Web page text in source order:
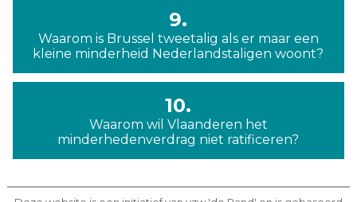
9.
Waarom is Brussel tweetalig als er maar een
kleine minderheid Nederlandstaligen woont?
10.
Waarom wil Vlaanderen het
minderhedenverdrag niet ratificeren?